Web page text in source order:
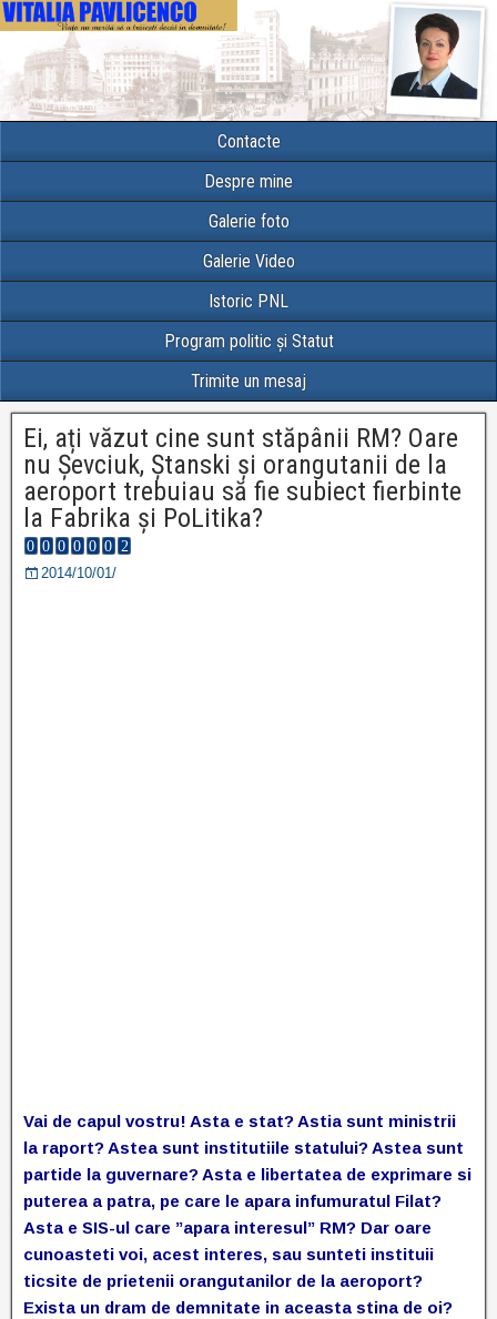
Contacte
Despre mine
Galerie foto
Galerie Video
Istoric PNL
Program politic și Statut
Trimite un mesaj
Ei, ați văzut cine sunt stăpânii RM? Oare
nu Șevciuk, Ștanski și orangutanii de la
aeroport trebuiau să fie subiect fierbinte
la Fabrika și PoLitika?
2014/10/01/
Vai de capul vostru! Asta e stat? Astia sunt ministrii
la raport? Astea sunt institutiile statului? Astea sunt
partide la guvernare? Asta e libertatea de exprimare si
puterea a patra, pe care le apara infumuratul Filat?
Asta e SIS-ul care ”apara interesul” RM? Dar oare
cunoasteti voi, acest interes, sau sunteti instituii
ticsite de prietenii orangutanilor de la aeroport?
Exista un dram de demnitate in aceasta stina de oi?